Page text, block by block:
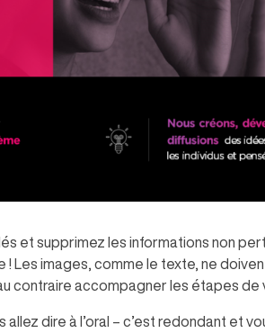
et supprimez les informations non
Les images, comme le texte, ne
contraire accompagner les étapes
allez dire à l’oral – c’est redondant et